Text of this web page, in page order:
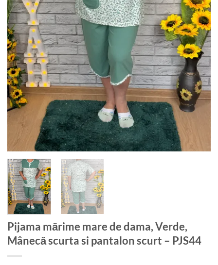
Pijama mărime mare de dama, Verde,
Mânecă scurta si pantalon scurt – PJS44